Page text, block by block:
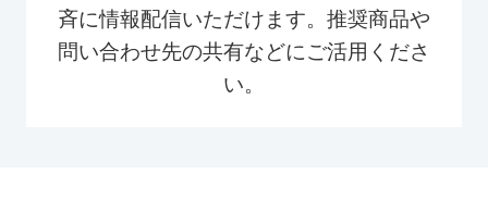
斉に情報配信いただけます。推奨商品や
問い合わせ先の共有などにご活用くださ
い。